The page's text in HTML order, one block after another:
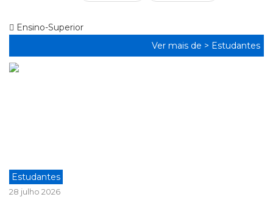
Ensino-Superior
Ver mais de > Estudantes
Estudantes
28 julho 2026